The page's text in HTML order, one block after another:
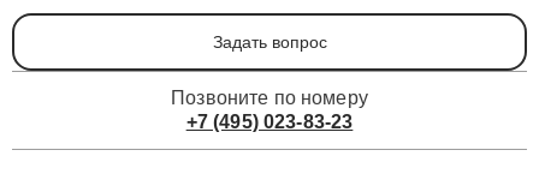
Задать вопрос
Позвоните по номеру
+7 (495) 023-83-23